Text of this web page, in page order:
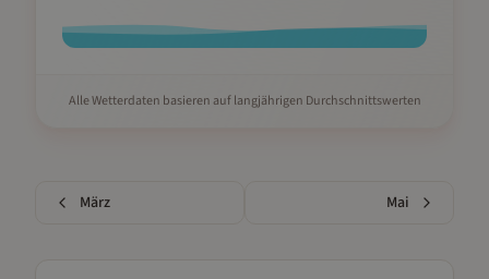
Alle Wetterdaten basieren auf langjährigen Durchschnittswerten
März Mai